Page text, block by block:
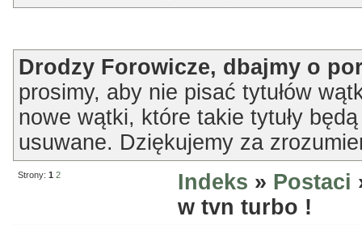
Drodzy Forowicze, dbajmy o
prosimy, aby nie pisać tytułów
nowe wątki, które takie tytuły
usuwane. Dziękujemy za
Strony: 1 2 Indeks » Postaci
w tvn turbo !